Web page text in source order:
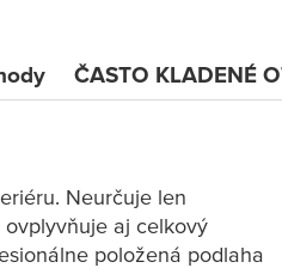
ČASTO KLADENÉ
Neurčuje len
aj celkový
položená podlaha